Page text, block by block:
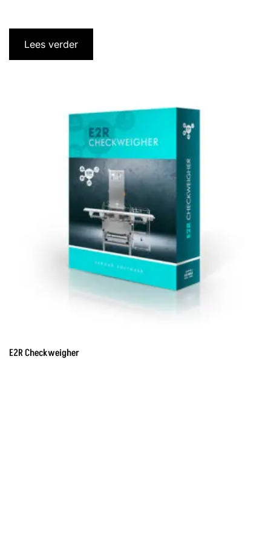
Lees verder
E2R Checkweigher